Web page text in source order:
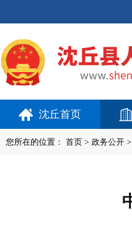
沈丘首页
您所在的位置： 首页 > 政务公开